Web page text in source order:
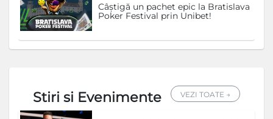
Câștigă un pachet epic la Bratislava
Poker Festival prin Unibet!
Stiri si Evenimente VEZI TOATE →